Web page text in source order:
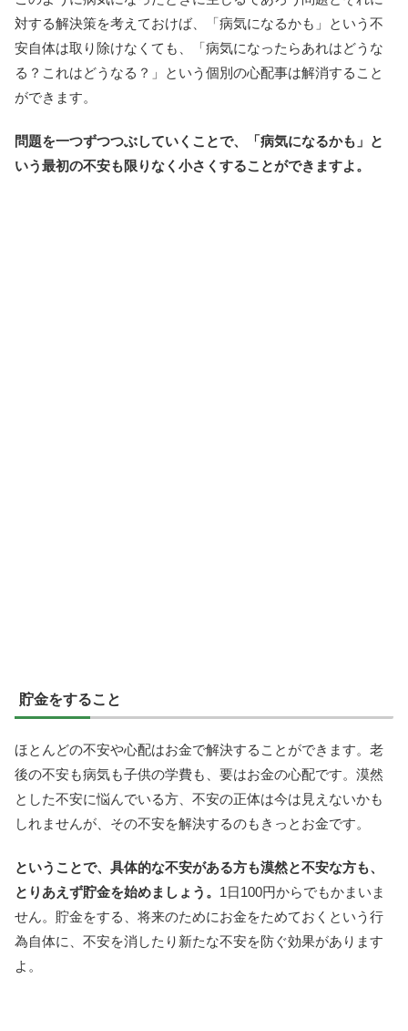
対する解決策を考えておけば、「病気になるかも」という不
安自体は取り除けなくても、「病気になったらあれはどうな
る？これはどうなる？」という個別の心配事は解消すること
ができます。
問題を一つずつつぶしていくことで、「病気になるかも」と
いう最初の不安も限りなく小さくすることができますよ。
貯金をすること
ほとんどの不安や心配はお金で解決することができます。老
後の不安も病気も子供の学費も、要はお金の心配です。漠然
とした不安に悩んでいる方、不安の正体は今は見えないかも
しれませんが、その不安を解決するのもきっとお金です。
ということで、具体的な不安がある方も漠然と不安な方も、
とりあえず貯金を始めましょう。 1日100円からでもかまいま
せん。貯金をする、将来のためにお金をためておくという行
為自体に、不安を消したり新たな不安を防ぐ効果があります
よ。